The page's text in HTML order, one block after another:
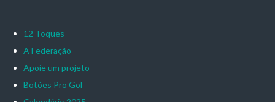
12 Toques
A Federação
Apoie um projeto
Botões Pro Gol